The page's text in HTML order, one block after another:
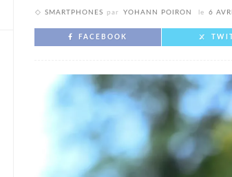
SMARTPHONES par YOHANN POIRON le 6
FACEBOOK